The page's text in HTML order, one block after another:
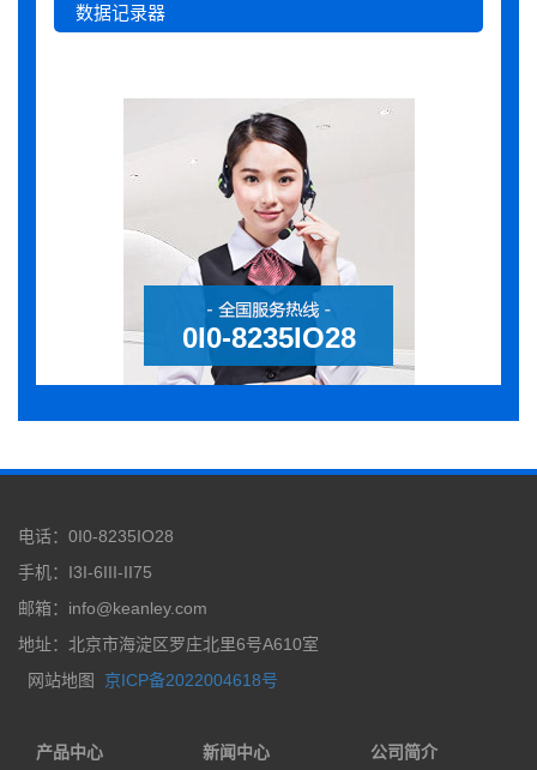
数据记录器
0I0-8235IO28
电话：0I0-8235IO28
手机：I3I-6III-II75
邮箱：info@keanley.com
地址：北京市海淀区罗庄北里6号A610室
网站地图
京ICP备2022004618号
产品中心 新闻中心 公司简介